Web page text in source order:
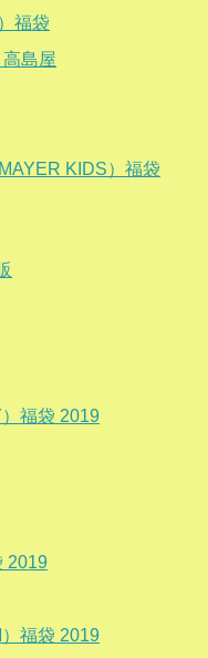
福袋
島屋
KIDS）福袋
福袋 2019
2019
福袋 2019